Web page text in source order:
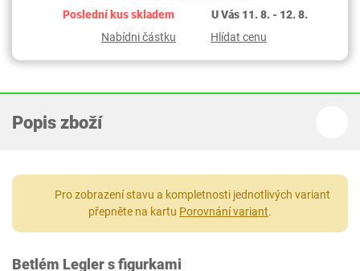
Poslední kus skladem
U Vás 11. 8. - 12. 8.
Nabídni částku
Hlídat cenu
Popis zboží
Pro zobrazení stavu a kompletnosti jednotlivých variant
přepněte na kartu Porovnání variant.
Betlém Legler s figurkami